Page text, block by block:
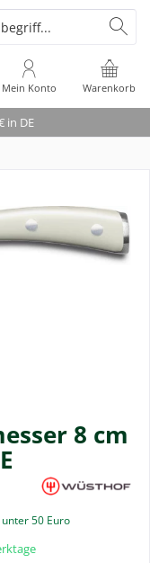
in DE
Warenkorb
Mein Konto
8 cm
50 Euro